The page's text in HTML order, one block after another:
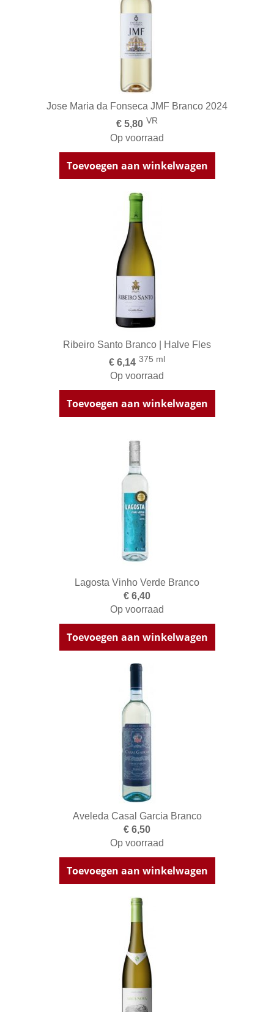
Jose Maria da Fonseca JMF Branco 2024
€ 5,80 VR
Op voorraad
Toevoegen aan winkelwagen
Ribeiro Santo Branco | Halve Fles
€ 6,14 375 ml
Op voorraad
Toevoegen aan winkelwagen
Lagosta Vinho Verde Branco
€ 6,40
Op voorraad
Toevoegen aan winkelwagen
Aveleda Casal Garcia Branco
€ 6,50
Op voorraad
Toevoegen aan winkelwagen